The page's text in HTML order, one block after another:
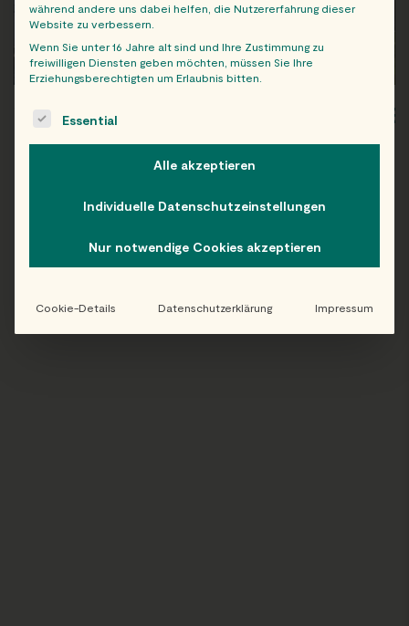
WIEN
Folge uns auf Instagram!
@EATHAPPY
während andere uns dabei helfen, die Nutzererfahrung dieser
Website zu verbessern.
Wenn Sie unter 16 Jahre alt sind und Ihre Zustimmung zu
freiwilligen Diensten geben möchten, müssen Sie Ihre
Erziehungsberechtigten um Erlaubnis bitten.
The following is a list of service groups for which consent
Essential
Alle akzeptieren
Individuelle Datenschutzeinstellungen
Nur notwendige Cookies akzeptieren
Cookie-Details Datenschutzerklärung Impressum